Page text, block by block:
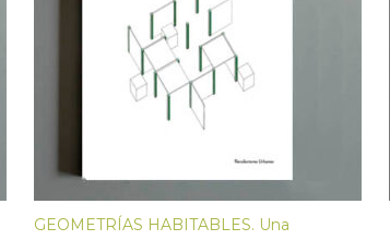
GEOMETRÍAS HABITABLES. Una